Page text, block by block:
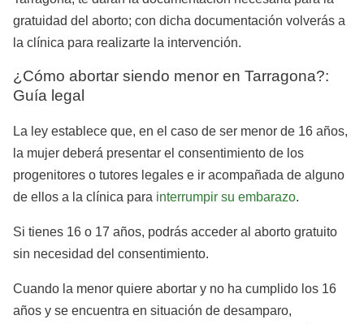
gratuidad del aborto; con dicha documentación volverás a
la clínica para realizarte la intervención.
¿Cómo abortar siendo menor en Tarragona?:
Guía legal
La ley establece que, en el caso de ser menor de 16 años,
la mujer deberá presentar el consentimiento de los
progenitores o tutores legales e ir acompañada de alguno
de ellos a la clínica para interrumpir su embarazo.
Si tienes 16 o 17 años, podrás acceder al aborto gratuito
sin necesidad del consentimiento.
Cuando la menor quiere abortar y no ha cumplido los 16
años y se encuentra en situación de desamparo,